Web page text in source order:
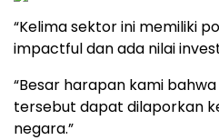
“Kelima sektor ini memiliki
impactful dan ada nilai
“Besar harapan kami bahwa
tersebut dapat dilaporkan
negara.”